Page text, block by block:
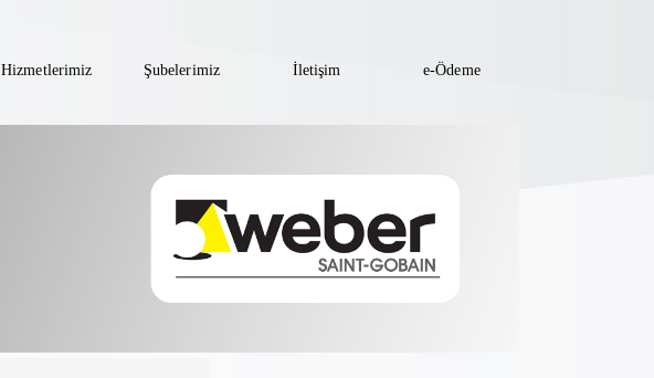
Hizmetlerimiz Şubelerimiz İletişim e-Ödeme